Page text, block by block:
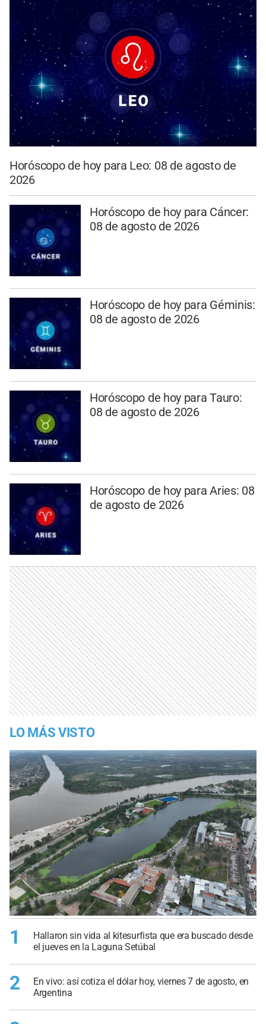
Horóscopo de hoy para Leo: 08 de agosto de
2026
Horóscopo de hoy para Cáncer:
08 de agosto de 2026
Horóscopo de hoy para Géminis:
08 de agosto de 2026
Horóscopo de hoy para Tauro:
08 de agosto de 2026
Horóscopo de hoy para Aries: 08
de agosto de 2026
LO MÁS VISTO
1
Hallaron sin vida al kitesurfista que era buscado desde
el jueves en la Laguna Setúbal
2
En vivo: así cotiza el dólar hoy, viernes 7 de agosto, en
Argentina